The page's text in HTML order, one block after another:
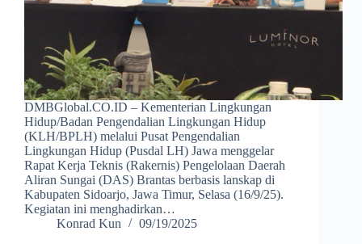
DMBGlobal.CO.ID – Kementerian Lingkungan
Hidup/Badan Pengendalian Lingkungan Hidup
(KLH/BPLH) melalui Pusat Pengendalian
Lingkungan Hidup (Pusdal LH) Jawa menggelar
Rapat Kerja Teknis (Rakernis) Pengelolaan Daerah
Aliran Sungai (DAS) Brantas berbasis lanskap di
Kabupaten Sidoarjo, Jawa Timur, Selasa (16/9/25).
Kegiatan ini menghadirkan…
Konrad Kun
09/19/2025